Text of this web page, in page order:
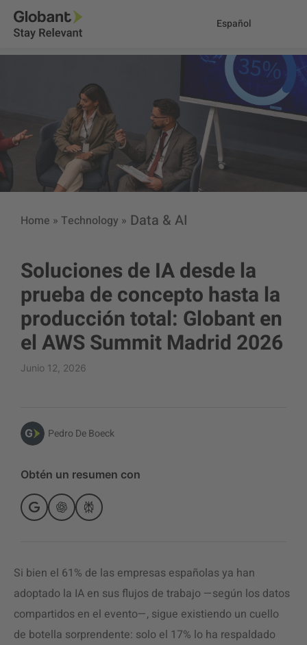
Español
Home » Technology » Data & AI
Soluciones de IA desde la
prueba de concepto hasta la
producción total: Globant en
el AWS Summit Madrid 2026
Junio 12, 2026
Pedro De Boeck
Obtén un resumen con
Si bien el 61% de las empresas españolas ya han
adoptado la IA en sus flujos de trabajo —según los datos
compartidos en el evento—, sigue existiendo un cuello
de botella sorprendente: solo el 17% lo ha respaldado